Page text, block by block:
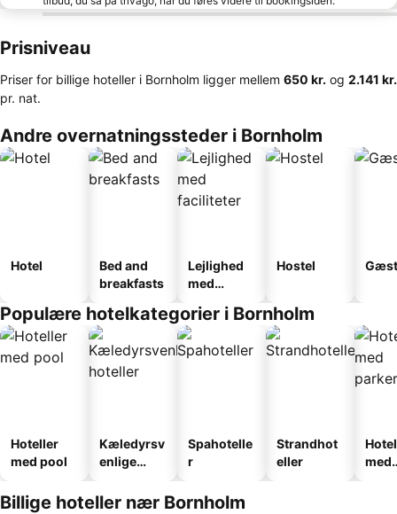
Prisniveau
Priser for billige hoteller i Bornholm ligger mellem ‎650 kr. og ‎2.141 kr.
pr. nat.
Andre overnatningssteder i Bornholm
Hotel
Bed and
breakfasts
Lejlighed
med
Hostel
Populære hotelkategorier i Bornholm
Hoteller
med pool
Kæledyrsv
enlige
Spahotelle
r
Strandhot
eller
med
Billige hoteller nær Bornholm